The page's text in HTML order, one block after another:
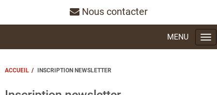
Nous contacter
ACCUEIL INSCRIPTION NEWSLETTER